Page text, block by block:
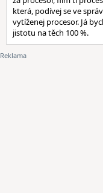
která, podívej se ve
vytíženej procesor. Já
jistotu na těch 100 %.